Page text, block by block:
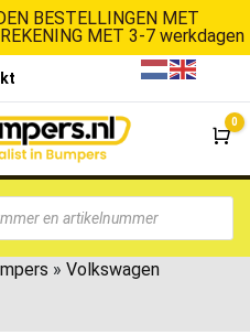
BESTELLINGEN MET
MET 3-7 werkdagen
0
» Volkswagen